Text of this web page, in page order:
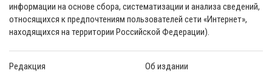
информации на основе сбора, систематизации и анализа сведений,
относящихся к предпочтениям пользователей сети «Интернет»,
находящихся на территории Российской Федерации).
Редакция Об издании